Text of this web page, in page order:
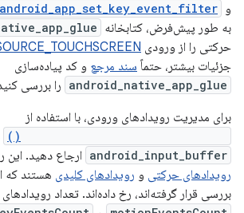
و android_app_set_key_event_filter
به طور پیش‌فرض، کتابخانه
حرکتی را از ورودی
جزئیات بیشتر، حتماً سند مرجع و کد پیاده‌سازی
android_native_app_glue را بررسی
برای مدیریت رویدادهای ورودی، با استفاده از
android_input_buffer ارجاع دهید. این
رویدادهای حرکتی و رویدادهای کلیدی هستند که
بررسی قرار گرفته‌اند، رخ داده‌اند. تعداد